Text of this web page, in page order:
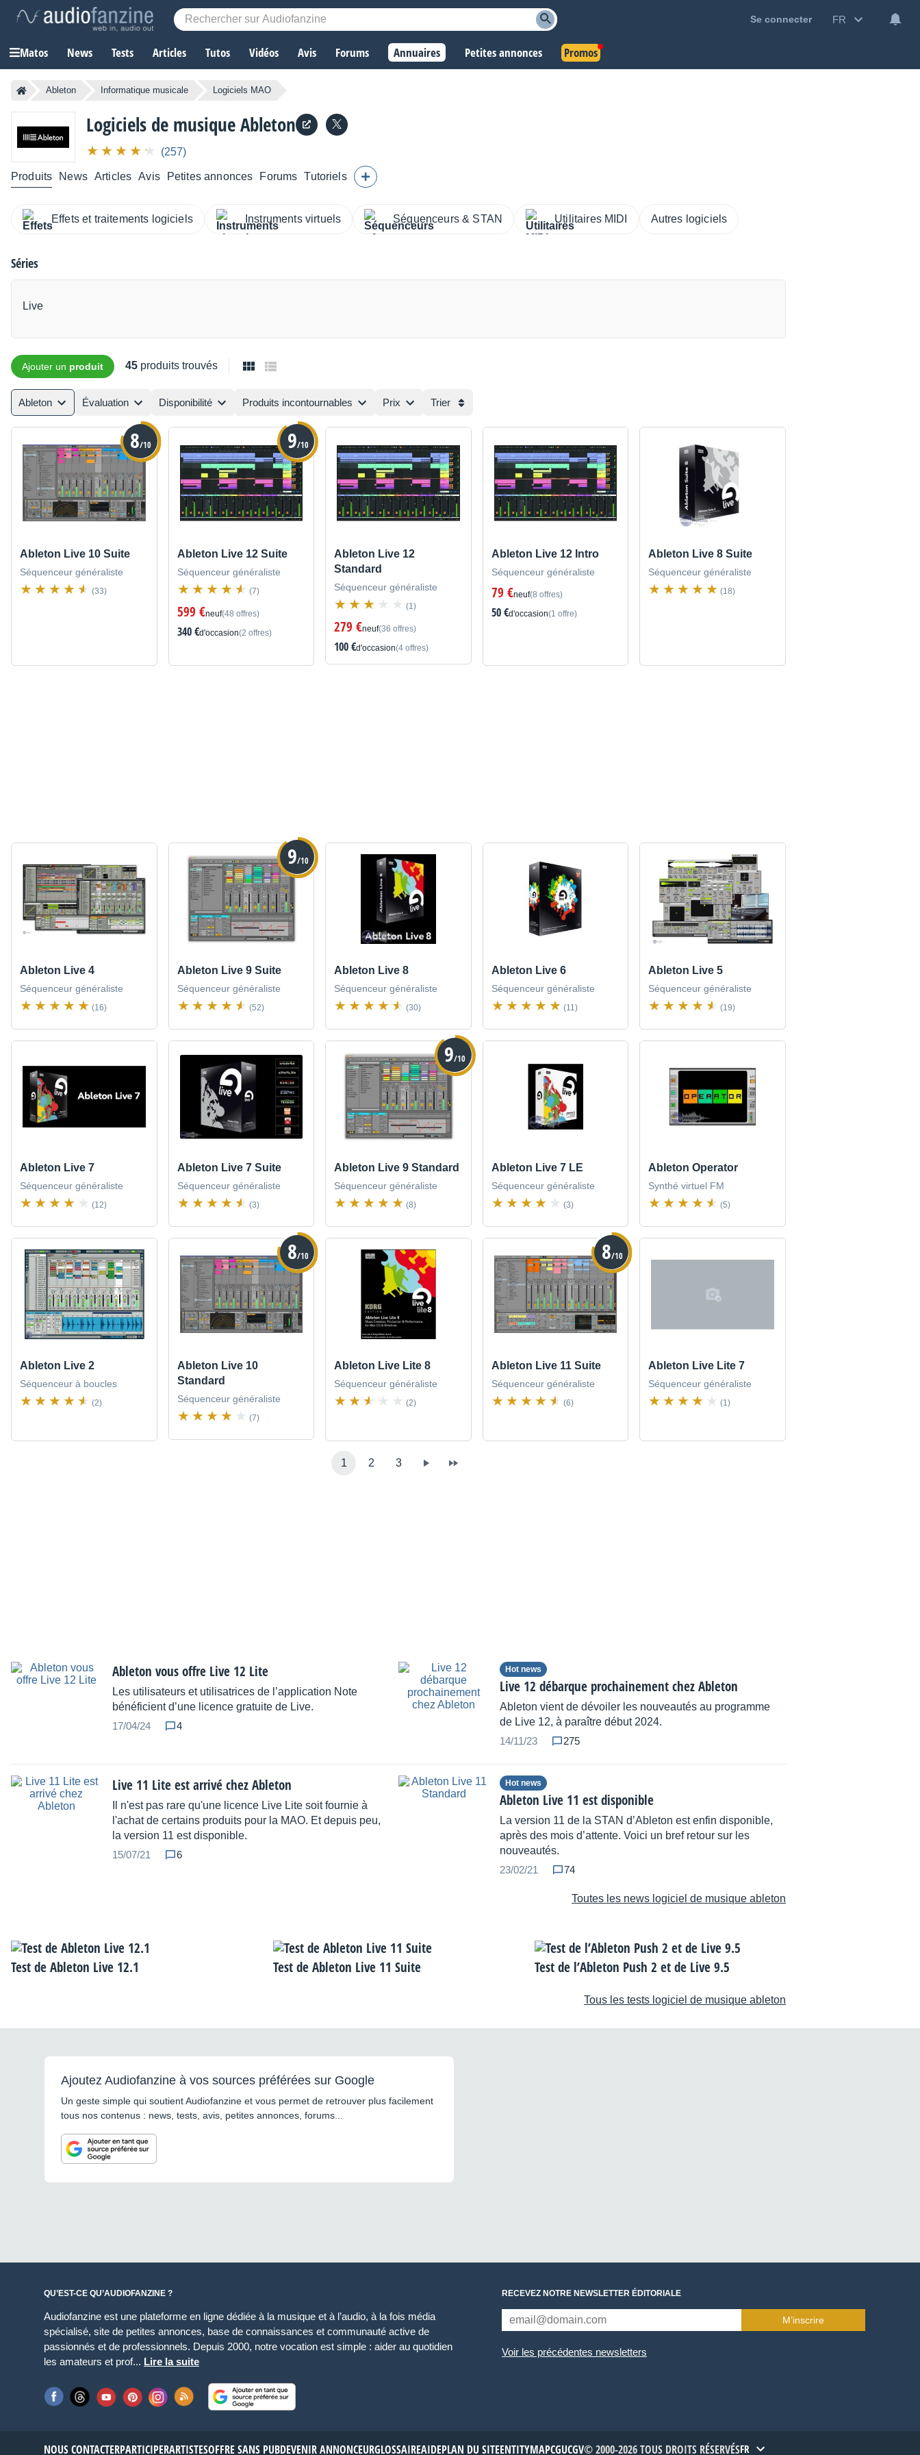
Se connecter FR
Matos News Tests Articles Tutos Vidéos Avis Forums Annuaires Petites annonces Promos
Ableton Informatique musicale Logiciels MAO
Logiciels de musiqueAbleton
(257)
Produits News Articles Avis Petites annonces Forums Tutoriels
Effets et traitements logiciels Instruments virtuels Séquenceurs & STAN Utilitaires MIDI Autres logiciels
Séries
Live
Ajouter un produit 45 produits trouvés
Ableton Évaluation Disponibilité Produits incontournables Prix Trier
8/10
Ableton Live 10 Suite
Séquenceur généraliste
(33)
9/10
Ableton Live 12 Suite
Séquenceur généraliste
(7)
599 €neuf(48 offres)
340 €d'occasion(2 offres)
Ableton Live 12
Standard
Séquenceur généraliste
(1)
279 €neuf(36 offres)
100 €d'occasion(4 offres)
Ableton Live 12 Intro
Séquenceur généraliste
79 €neuf(8 offres)
50 €d'occasion(1 offre)
Ableton Live 8 Suite
Séquenceur généraliste
(18)
Ableton Live 4
Séquenceur généraliste
(16)
9/10
Ableton Live 9 Suite
Séquenceur généraliste
(52)
Ableton Live 8
Séquenceur généraliste
(30)
Ableton Live 6
Séquenceur généraliste
(11)
Ableton Live 5
Séquenceur généraliste
(19)
Ableton Live 7
Séquenceur généraliste
(12)
Ableton Live 7 Suite
Séquenceur généraliste
(3)
9/10
Ableton Live 9 Standard
Séquenceur généraliste
(8)
Ableton Live 7 LE
Séquenceur généraliste
(3)
Ableton Operator
Synthé virtuel FM
(5)
Ableton Live 2
Séquenceur à boucles
(2)
8/10
Ableton Live 10
Standard
Séquenceur généraliste
(7)
Ableton Live Lite 8
Séquenceur généraliste
(2)
8/10
Ableton Live 11 Suite
Séquenceur généraliste
(6)
Ableton Live Lite 7
Séquenceur généraliste
(1)
1 2 3
Ableton vous offre Live 12 Lite
Les utilisateurs et utilisatrices de l’application Note
bénéficient d’une licence gratuite de Live.
17/04/24
4
Hot news
Live 12 débarque prochainement chez Ableton
Ableton vient de dévoiler les nouveautés au programme
de Live 12, à paraître début 2024.
14/11/23
275
Live 11 Lite est arrivé chez Ableton
Il n'est pas rare qu'une licence Live Lite soit fournie à
l'achat de certains produits pour la MAO. Et depuis peu,
la version 11 est disponible.
15/07/21
6
Hot news
Ableton Live 11 est disponible
La version 11 de la STAN d’Ableton est enfin disponible,
après des mois d’attente. Voici un bref retour sur les
nouveautés.
23/02/21
74
Toutes les news logiciel de musique ableton
Test de Ableton Live 12.1 Test de Ableton Live 11 Suite Test de l’Ableton Push 2 et de Live 9.5
Tous les tests logiciel de musique ableton
Ajoutez Audiofanzine à vos sources préférées sur Google
Un geste simple qui soutient Audiofanzine et vous permet de retrouver plus facilement
tous nos contenus : news, tests, avis, petites annonces, forums...
QU’EST-CE QU’AUDIOFANZINE ?
Audiofanzine est une plateforme en ligne dédiée à la musique et à l’audio, à la fois média
spécialisé, site de petites annonces, base de connaissances et communauté active de
passionnés et de professionnels. Depuis 2000, notre vocation est simple : aider au quotidien
les amateurs et prof... Lire la suite
RECEVEZ NOTRE NEWSLETTER ÉDITORIALE
M’inscrire
Voir les précédentes newsletters
NOUS CONTACTERPARTICIPERARTISTESOFFRE SANS PUBDEVENIR ANNONCEURGLOSSAIREAIDEPLAN DU SITEENTITYMAPCGUCGV© 2000-2026 TOUS DROITS RÉSERVÉSFR